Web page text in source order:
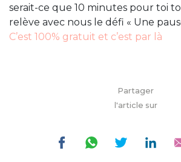
serait-ce que 10 minutes pour toi
relève avec nous le défi « Une
C’est 100% gratuit et c’est par là
Partager
l'article sur